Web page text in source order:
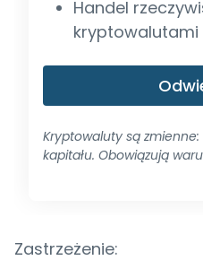
Handel
kryptowalutami
Kryptowaluty są
kapitału. Obowiązują
Zastrzeżenie: